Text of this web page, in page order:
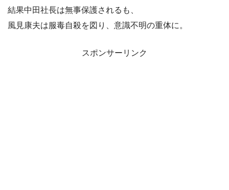
結果中田社長は無事保護されるも、
風見康夫は服毒自殺を図り、意識不明の重体に。
スポンサーリンク